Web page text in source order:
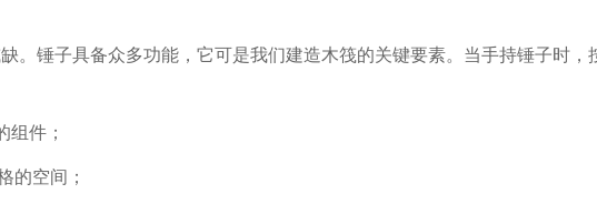
。锤子具备众多功能，它可是我们建造木筏的关键要素。当手持锤子时，
组件；
的空间；